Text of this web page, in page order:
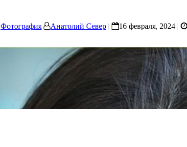
Фотография Анатолий Север | 16 февраля, 2024 |